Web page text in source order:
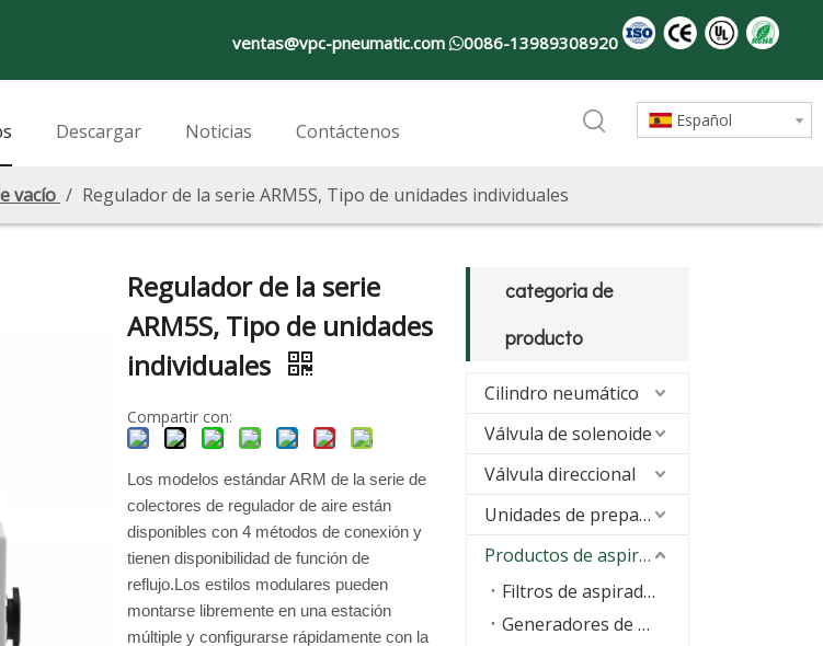
ventas@vpc-pneumatic.com 0086-13989308920
Descargar Noticias Contáctenos Español
vacío / Regulador de la serie ARM5S, Tipo de unidades individuales
Regulador de la serie
ARM5S, Tipo de unidades
individuales
Compartir con:
Los modelos estándar ARM de la serie de
colectores de regulador de aire están
disponibles con 4 métodos de conexión y
tienen disponibilidad de función de
reflujo.Los estilos modulares pueden
montarse libremente en una estación
múltiple y configurarse rápidamente con la
categoria de
producto
Cilindro neumático
Válvula de solenoide
Válvula direccional
Unidades de preparación de aire (FRL)
Productos de aspiración
Filtros de aspiradora
Generadores de vacío